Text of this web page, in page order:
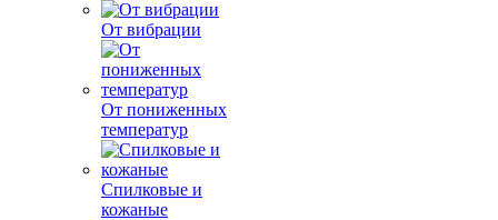
От вибрации
От пониженных
температур
Спилковые и
кожаные